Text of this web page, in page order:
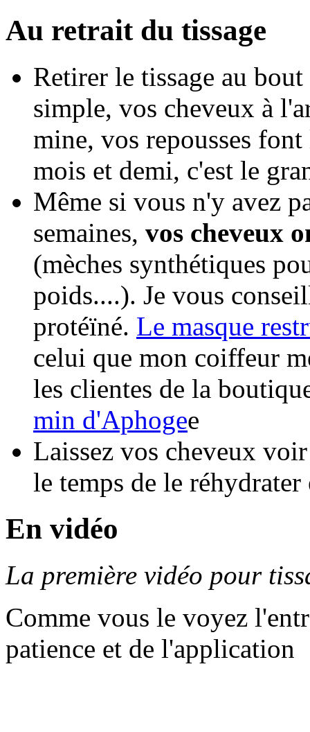
Au retrait du tissage
Retirer le tissage au
simple, vos cheveux à
mine, vos repousses
mois et demi, c'est le
Même si vous n'y avez
semaines, vos cheveux
(mèches synthétiques
poids....). Je vous
protéïné. Le masque
celui que mon coiffeur
les clientes de la
min d'Aphogee
Laissez vos cheveux
le temps de le
En vidéo
La première vidéo pour
Comme vous le voyez
patience et de l'application